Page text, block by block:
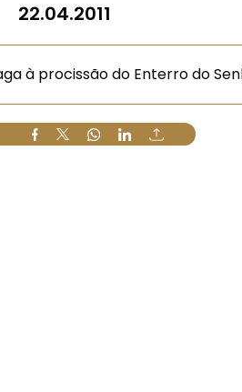
22.04.2011
à procissão do Enterro do